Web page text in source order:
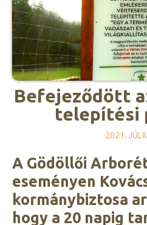
Befejeződött
telepítési
2021.
A Gödöllői
eseményen
kormánybiztosa
hogy a 20 napig